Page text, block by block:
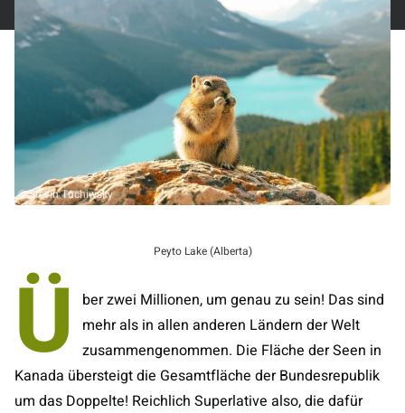
© Stevin Tuchiwsky
Peyto Lake (Alberta)
Ü
ber zwei Millionen, um genau zu sein! Das sind
mehr als in allen anderen Ländern der Welt
zusammengenommen. Die Fläche der Seen in
Kanada übersteigt die Gesamtfläche der Bundesrepublik
um das Doppelte! Reichlich Superlative also, die dafür